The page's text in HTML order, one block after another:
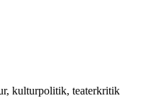
kulturpolitik, teaterkritik